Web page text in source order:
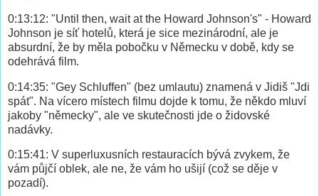
0:13:12: "Until then, wait at the Howard Johnson's" - Howard
Johnson je síť hotelů, která je sice mezinárodní, ale je
absurdní, že by měla pobočku v Německu v době, kdy se
odehrává film.
0:14:35: "Gey Schluffen" (bez umlautu) znamená v Jidiš "Jdi
spát". Na vícero místech filmu dojde k tomu, že někdo mluví
jakoby "německy", ale ve skutečnosti jde o židovské
nadávky.
0:15:41: V superluxusních restauracích bývá zvykem, že
vám půjčí oblek, ale ne, že vám ho ušijí (což se děje v
pozadí).